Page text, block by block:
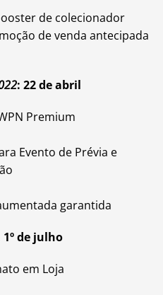
de colecionador
de venda antecipada
: 22 de abril
Premium
Evento de Prévia e
garantida
1º de julho
em Loja